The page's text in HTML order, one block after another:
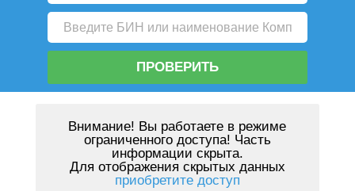
ПРОВЕРИТЬ
Внимание! Вы работаете в режиме
ограниченного доступа! Часть
информации скрыта.
Для отображения скрытых данных
приобретите доступ